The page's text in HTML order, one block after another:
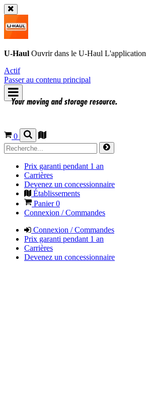
U-Haul Ouvrir dans le U-Haul L'application
Actif
Passer au contenu principal
0
Prix garanti pendant 1 an
Carrières
Devenez un concessionnaire
Établissements
Panier0
Connexion / Commandes
Connexion / Commandes
Prix garanti pendant 1 an
Carrières
Devenez un concessionnaire